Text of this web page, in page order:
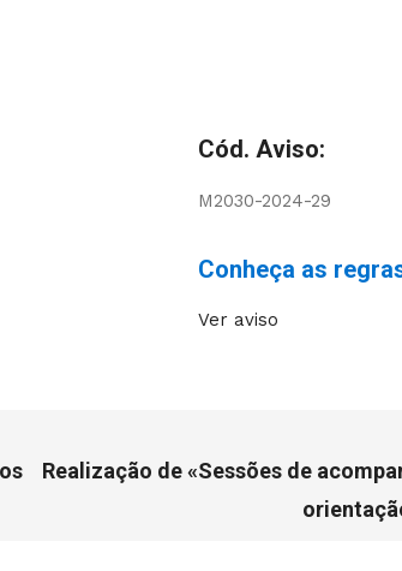
Cód. Aviso:
M2030-2024-29
Conheça as
Ver aviso
Realização de «Sessões de